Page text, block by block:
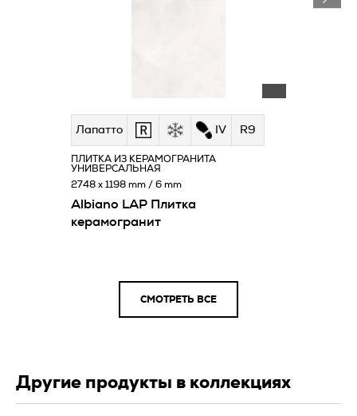
Лапатто IV R9
Albiano LAP Плитка
керамогранит
ПЛИТКА ИЗ КЕРАМОГРАНИТА
УНИВЕРСАЛЬНАЯ
2748 x 1198 mm / 6 mm
СМОТРЕТЬ ВСЕ
Другие продукты в коллекциях